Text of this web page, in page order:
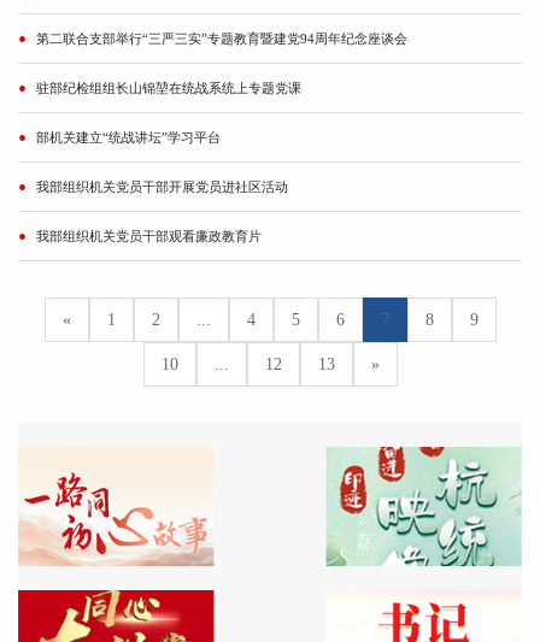
第二联合支部举行“三严三实”专题教育暨建党94周年纪念座谈会
驻部纪检组组长山锦堃在统战系统上专题党课
部机关建立“统战讲坛”学习平台
我部组织机关党员干部开展党员进社区活动
我部组织机关党员干部观看廉政教育片
« 1 2 ... 4 5 6 7 8 9
10 ... 12 13 »